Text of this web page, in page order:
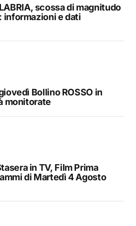
scossa di magnitudo
informazioni e dati
Bollino ROSSO in
monitorate
in TV, Film Prima
di Martedì 4 Agosto